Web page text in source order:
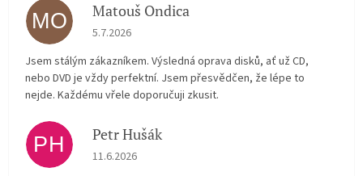
MO Matouš Ondica
Hodnocení obchodu je 5 z 5 hvězdiček.
5.7.2026
Jsem stálým zákazníkem. Výsledná oprava disků, ať už CD,
nebo DVD je vždy perfektní. Jsem přesvědčen, že lépe to
nejde. Každému vřele doporučuji zkusit.
PH Petr Hušák
Hodnocení obchodu je 5 z 5 hvězdiček.
11.6.2026